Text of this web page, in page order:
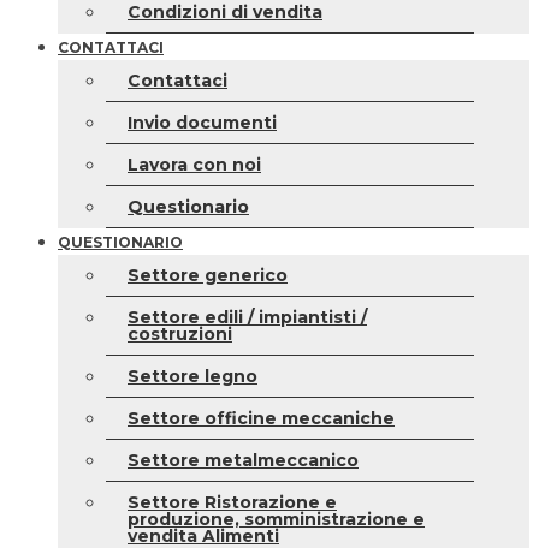
Condizioni di vendita
CONTATTACI
Contattaci
Invio documenti
Lavora con noi
Questionario
QUESTIONARIO
Settore generico
Settore edili / impiantisti /
costruzioni
Settore legno
Settore officine meccaniche
Settore metalmeccanico
Settore Ristorazione e
produzione, somministrazione e
vendita Alimenti